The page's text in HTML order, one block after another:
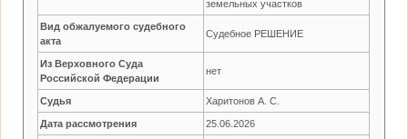
земельных участков
Вид обжалуемого судебного
акта
Судебное РЕШЕНИЕ
Из Верховного Суда
Российской Федерации
нет
Судья Харитонов А. С.
Дата рассмотрения 25.06.2026